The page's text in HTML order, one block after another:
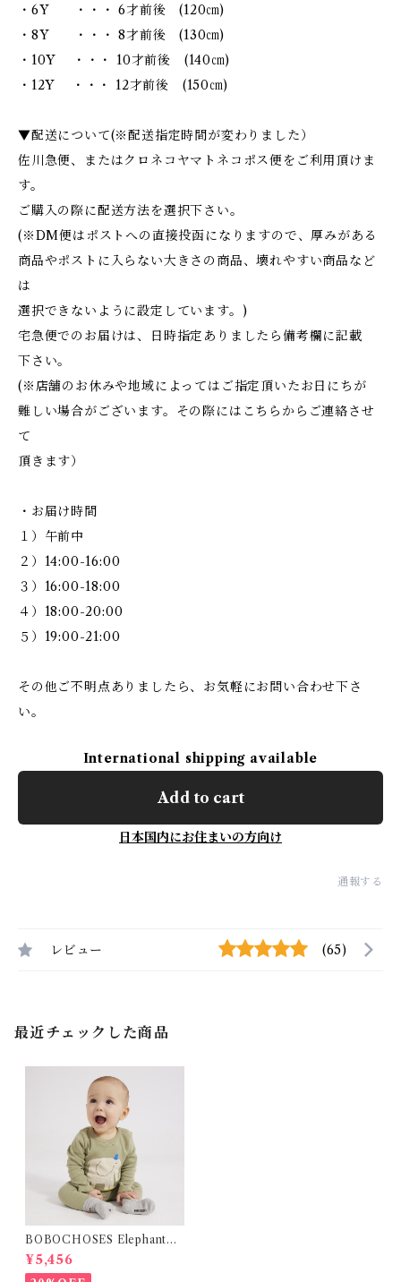
・6Y ・・・ 6才前後 (120㎝)
・8Y ・・・ 8才前後 (130㎝)
・10Y ・・・ 10才前後 (140㎝)
・12Y ・・・ 12才前後 (150㎝)
▼配送について(※配送指定時間が変わりました）
佐川急便、またはクロネコヤマトネコポス便をご利用頂けま
す。
ご購入の際に配送方法を選択下さい。
(※DM便はポストへの直接投函になりますので、厚みがある
商品やポストに入らない大きさの商品、壊れやすい商品など
は
選択できないように設定しています。)
宅急便でのお届けは、日時指定ありましたら備考欄に記載
下さい。
(※店舗のお休みや地域によってはご指定頂いたお日にちが
難しい場合がございます。その際にはこちらからご連絡させ
て
頂きます）
・お届け時間
１）午前中
２）14:00-16:00
３）16:00-18:00
４）18:00-20:00
５）19:00-21:00
その他ご不明点ありましたら、お気軽にお問い合わせ下さ
い。
International shipping available
Add to cart
日本国内にお住まいの方向け
通報する
レビュー (65)
最近チェックした商品
BOBOCHOSES ElephantBo
dy / 裏起毛 (6-12m )
¥5,456